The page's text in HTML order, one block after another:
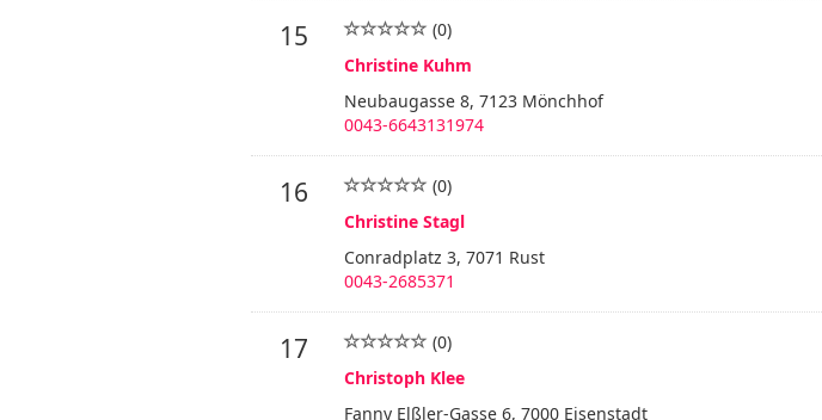
15
(0)
Christine Kuhm
Neubaugasse 8, 7123 Mönchhof
0043-6643131974
16
(0)
Christine Stagl
Conradplatz 3, 7071 Rust
0043-2685371
17
(0)
Christoph Klee
Fanny Elßler-Gasse 6, 7000 Eisenstadt